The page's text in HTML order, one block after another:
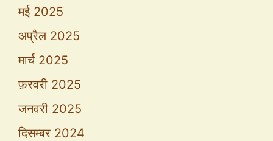
मई 2025
अप्रैल 2025
मार्च 2025
फ़रवरी 2025
जनवरी 2025
दिसम्बर 2024